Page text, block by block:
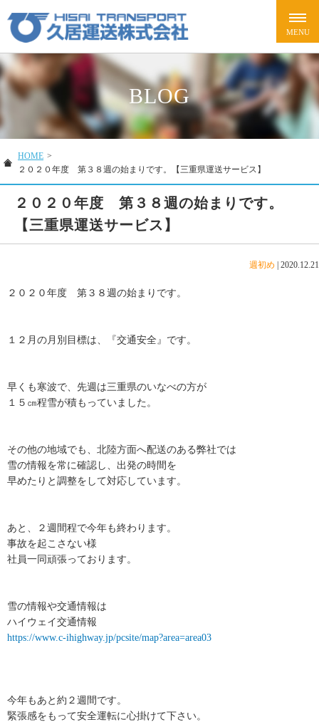
BLOG
HOME >
２０２０年度 第３８週の始まりです。【三重県運送サービス】
２０２０年度 第３８週の始まりです。
【三重県運送サービス】
週初め 2020.12.21
２０２０年度 第３８週の始まりです。
１２月の月別目標は、『交通安全』です。
早くも寒波で、先週は三重県のいなべの方が
１５㎝程雪が積もっていました。
その他の地域でも、北陸方面へ配送のある弊社では
雪の情報を常に確認し、出発の時間を
早めたりと調整をして対応しています。
あと、２週間程で今年も終わります。
事故を起こさない様
社員一同頑張っております。
雪の情報や交通情報は
ハイウェイ交通情報
https://www.c-ihighway.jp/pcsite/map?area=area03
今年もあと約２週間です。
緊張感をもって安全運転に心掛けて下さい。